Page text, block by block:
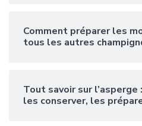
Comment préparer les
tous les autres
Tout savoir sur
les conserver, les